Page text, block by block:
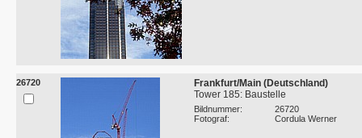
26720
Frankfurt/Main (Deutschland)
Tower 185: Baustelle
Bildnummer:
26720
Fotograf:
Cordula Werner